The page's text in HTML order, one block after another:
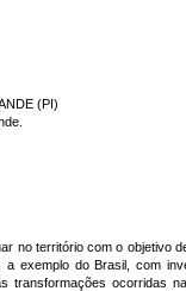
(PI)
no território com o objetivo
exemplo do Brasil, com
ocorridas